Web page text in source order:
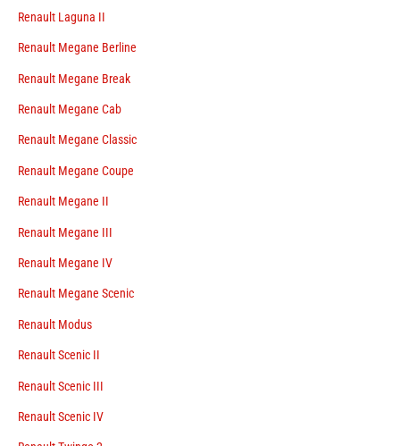
Renault Laguna II
Renault Megane Berline
Renault Megane Break
Renault Megane Cab
Renault Megane Classic
Renault Megane Coupe
Renault Megane II
Renault Megane III
Renault Megane IV
Renault Megane Scenic
Renault Modus
Renault Scenic II
Renault Scenic III
Renault Scenic IV